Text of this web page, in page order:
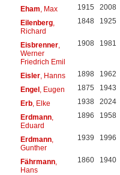
Eham , Max 1915 2008
Eilenberg,
Richard
1848 1925
Eisbrenner,
Werner
Friedrich Emil
1908 1981
Eisler, Hanns 1898 1962
Engel, Eugen 1875 1943
Erb, Elke 1938 2024
Erdmann,
Eduard
1896 1958
Erdmann,
Gunther
1939 1996
Fährmann,
Hans
1860 1940